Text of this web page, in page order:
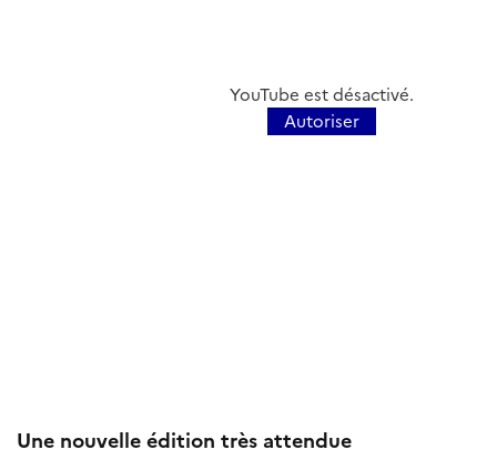
YouTube est désactivé.
Autoriser
Une nouvelle édition très attendue